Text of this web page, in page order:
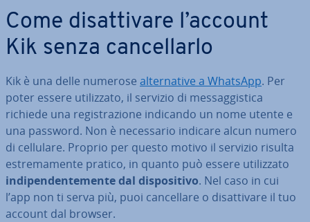
Come di­sat­ti­va­re l’account
Kik senza can­cel­lar­lo
Kik è una delle numerose al­ter­na­ti­ve a WhatsApp. Per
poter essere uti­liz­za­to, il servizio di mes­sag­gi­sti­ca
richiede una re­gi­stra­zio­ne indicando un nome utente e
una password. Non è ne­ces­sa­rio indicare alcun numero
di cellulare. Proprio per questo motivo il servizio risulta
estre­ma­men­te pratico, in quanto può essere uti­liz­za­to
in­di­pen­den­te­men­te dal di­spo­si­ti­vo. Nel caso in cui
l’app non ti serva più, puoi can­cel­la­re o di­sat­ti­va­re il tuo
account dal browser.